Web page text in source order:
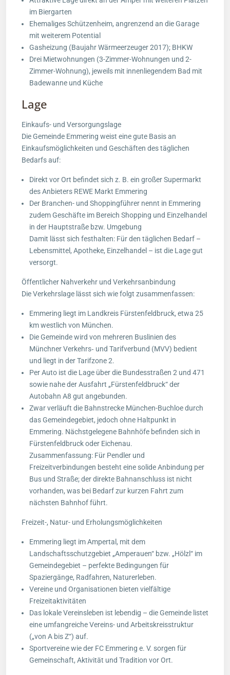
im Biergarten
Ehemaliges Schützenheim, angrenzend an die Garage
mit weiterem Potential
Gasheizung (Baujahr Wärmeerzeuger 2017); BHKW
Drei Mietwohnungen (3-Zimmer-Wohnungen und 2-
Zimmer-Wohnung), jeweils mit innenliegendem Bad mit
Badewanne und Küche
Lage
Einkaufs- und Versorgungslage
Die Gemeinde Emmering weist eine gute Basis an
Einkaufsmöglichkeiten und Geschäften des täglichen
Bedarfs auf:
Direkt vor Ort befindet sich z. B. ein großer Supermarkt
des Anbieters REWE Markt Emmering
Der Branchen- und Shoppingführer nennt in Emmering
zudem Geschäfte im Bereich Shopping und Einzelhandel
in der Hauptstraße bzw. Umgebung
Damit lässt sich festhalten: Für den täglichen Bedarf –
Lebensmittel, Apotheke, Einzelhandel – ist die Lage gut
versorgt.
Öffentlicher Nahverkehr und Verkehrsanbindung
Die Verkehrslage lässt sich wie folgt zusammenfassen:
Emmering liegt im Landkreis Fürstenfeldbruck, etwa 25
km westlich von München.
Die Gemeinde wird von mehreren Buslinien des
Münchner Verkehrs‑ und Tarifverbund (MVV) bedient
und liegt in der Tarifzone 2.
Per Auto ist die Lage über die Bundesstraßen 2 und 471
sowie nahe der Ausfahrt „Fürstenfeldbruck“ der
Autobahn A8 gut angebunden.
Zwar verläuft die Bahnstrecke München-Buchloe durch
das Gemeindegebiet, jedoch ohne Haltpunkt in
Emmering. Nächstgelegene Bahnhöfe befinden sich in
Fürstenfeldbruck oder Eichenau.
Zusammenfassung: Für Pendler und
Freizeitverbindungen besteht eine solide Anbindung per
Bus und Straße; der direkte Bahnanschluss ist nicht
vorhanden, was bei Bedarf zur kurzen Fahrt zum
nächsten Bahnhof führt.
Freizeit-, Natur- und Erholungsmöglichkeiten
Emmering liegt im Ampertal, mit dem
Landschaftsschutzgebiet „Amperauen“ bzw. „Hölzl“ im
Gemeindegebiet – perfekte Bedingungen für
Spaziergänge, Radfahren, Naturerleben.
Vereine und Organisationen bieten vielfältige
Freizeitaktivitäten
Das lokale Vereinsleben ist lebendig – die Gemeinde listet
eine umfangreiche Vereins- und Arbeitskreisstruktur
(„von A bis Z“) auf.
Sportvereine wie der FC Emmering e. V. sorgen für
Gemeinschaft, Aktivität und Tradition vor Ort.